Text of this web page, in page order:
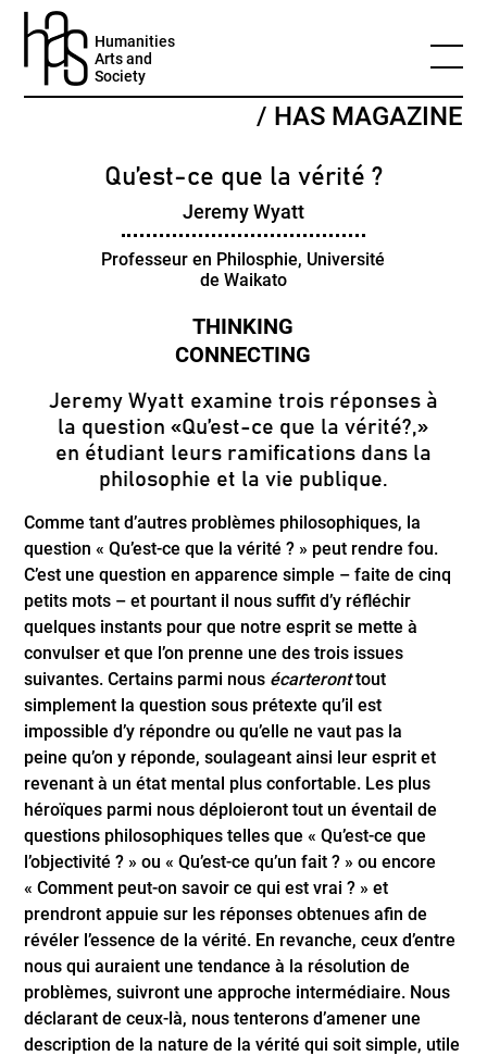
Humanities
Arts and
Society
/ HAS MAGAZINE
Qu’est-ce que la vérité ?
Jeremy Wyatt
Professeur en Philosphie, Université
de Waikato
Jeremy Wyatt examine trois réponses à
la question «Qu’est-ce que la vérité?,»
en étudiant leurs ramifications dans la
philosophie et la vie publique.
Comme tant d’autres problèmes philosophiques, la
question « Qu’est-ce que la vérité ? » peut rendre fou.
C’est une question en apparence simple – faite de cinq
petits mots – et pourtant il nous suffit d’y réfléchir
quelques instants pour que notre esprit se mette à
convulser et que l’on prenne une des trois issues
suivantes. Certains parmi nous écarteronttout
simplement la question sous prétexte qu’il est
impossible d’y répondre ou qu’elle ne vaut pas la
peine qu’on y réponde, soulageant ainsi leur esprit et
revenant à un état mental plus confortable. Les plus
héroïques parmi nous déploieront tout un éventail de
questions philosophiques telles que « Qu’est-ce que
l’objectivité ? » ou « Qu’est-ce qu’un fait ? » ou encore
« Comment peut-on savoir ce qui est vrai ? » et
prendront appuie sur les réponses obtenues afin de
révéler l’essence de la vérité. En revanche, ceux d’entre
nous qui auraient une tendance à la résolution de
problèmes, suivront une approche intermédiaire. Nous
déclarant de ceux-là, nous tenterons d’amener une
description de la nature de la vérité qui soit simple, utile